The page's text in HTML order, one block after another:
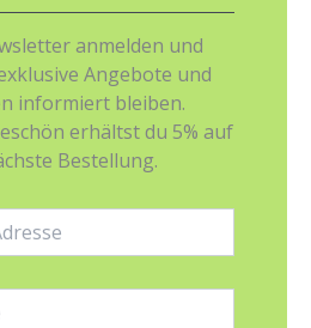
anmelden und
Angebote und
informiert bleiben.
erhältst du 5% auf
Bestellung.